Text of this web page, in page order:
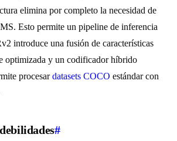
elimina por completo la necesidad de
Esto permite un pipeline de inferencia
introduce una fusión de características
optimizada y un codificador híbrido
procesardatasets COCO estándar con
#